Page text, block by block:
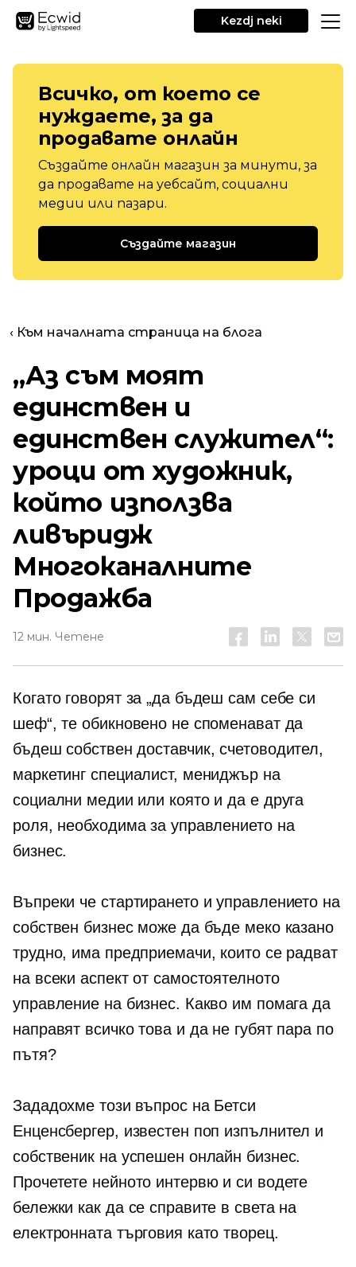
Kezdj neki
Всичко, от което се
нуждаете, за да
продавате онлайн
Създайте онлайн магазин за минути, за
да продавате на уебсайт, социални
медии или пазари.
Създайте магазин
‹ Към началната страница на блога
„Аз съм моят
единствен и
единствен служител“:
уроци от художник,
който използва
ливъридж
Многоканалните
Продажба
12 мин. Четене
Когато говорят за „да бъдеш сам себе си
шеф“, те обикновено не споменават да
бъдеш собствен доставчик, счетоводител,
маркетинг специалист, мениджър на
социални медии или която и да е друга
роля, необходима за управлението на
бизнес.
Въпреки че стартирането и управлението на
собствен бизнес може да бъде меко казано
трудно, има предприемачи, които се радват
на всеки аспект от самостоятелното
управление на бизнес. Какво им помага да
направят всичко това и да не губят пара по
пътя?
Зададохме този въпрос на Бетси
Енценсбергер, известен поп изпълнител и
собственик на успешен онлайн бизнес.
Прочетете нейното интервю и си водете
бележки как да се справите в света на
електронната търговия като творец.